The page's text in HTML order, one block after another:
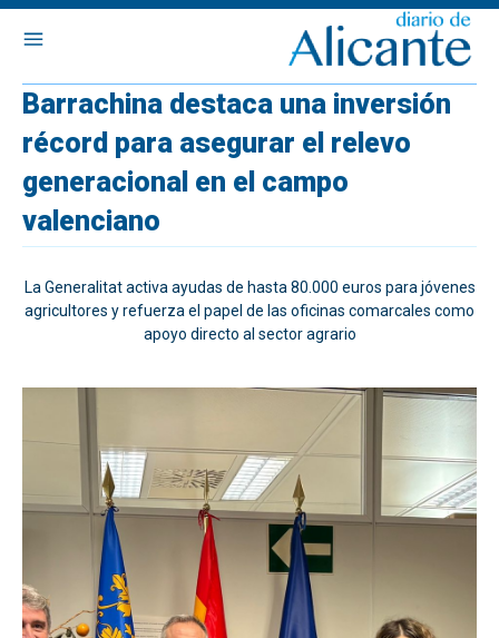
Barrachina destaca una inversión
récord para asegurar el relevo
generacional en el campo
valenciano
La Generalitat activa ayudas de hasta 80.000 euros para jóvenes
agricultores y refuerza el papel de las oficinas comarcales como
apoyo directo al sector agrario